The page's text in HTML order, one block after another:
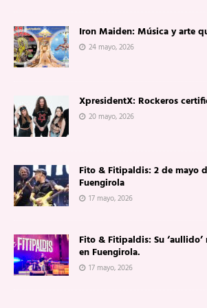
Iron Maiden: Música y arte
24 mayo, 2026
XpresidentX: Rockeros
20 mayo, 2026
Fito & Fitipaldis: 2 de mayo
Fuengirola
17 mayo, 2026
Fito & Fitipaldis: Su
en Fuengirola.
17 mayo, 2026